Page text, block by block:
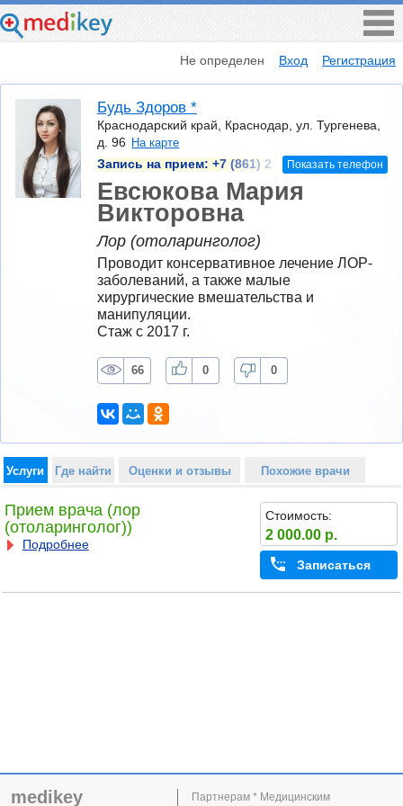
Не определен Вход Регистрация
Будь Здоров *
Краснодарский край, Краснодар, ул. Тургенева,
д. 96 На карте
Запись на прием: +7 (861) 2 Показать телефон
Евсюкова Мария
Викторовна
Лор (отоларинголог)
Проводит консервативное лечение ЛОР-
заболеваний, а также малые
хирургические вмешательства и
манипуляции.
Стаж с 2017 г.
66 0 0
Услуги Где найти Оценки и отзывы Похожие врачи
Прием врача (лор
(отоларинголог))
Подробнее
Стоимость:
2 000.00 р.
Записаться
medikey
Партнерам * Медицинским